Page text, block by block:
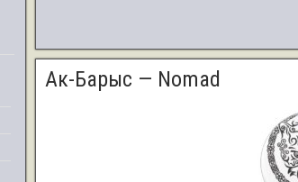
Ак-Барыс — Nomad